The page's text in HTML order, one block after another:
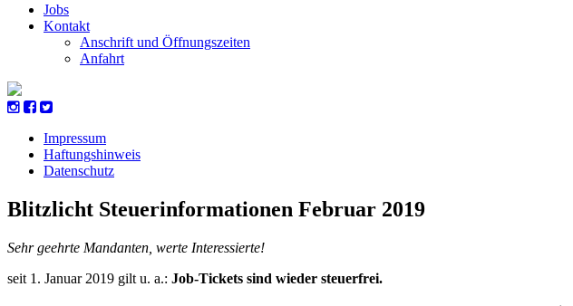
Jobs
Kontakt
Anschrift und Öffnungszeiten
Anfahrt
Impressum
Haftungshinweis
Datenschutz
Blitzlicht Steuerinformationen Februar 2019
Sehr geehrte Mandanten, werte Interessierte!
seit 1. Januar 2019 gilt u. a.: Job-Tickets sind wieder steuerfrei.